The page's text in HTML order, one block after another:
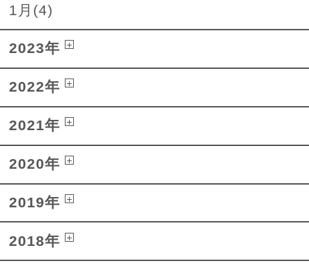
1月(4)
2023年
2022年
2021年
2020年
2019年
2018年